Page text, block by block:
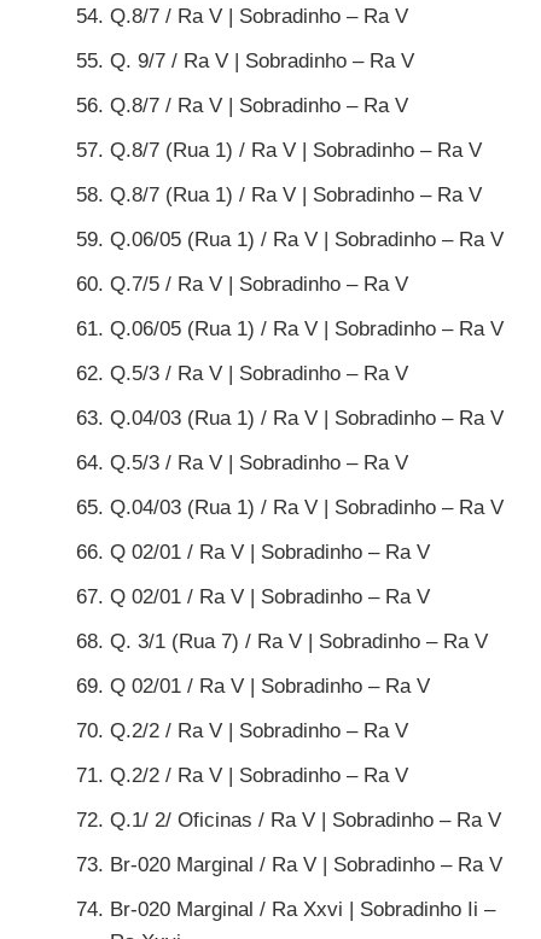
Q.8/7 / Ra V | Sobradinho – Ra V
Q. 9/7 / Ra V | Sobradinho – Ra V
Q.8/7 / Ra V | Sobradinho – Ra V
Q.8/7 (Rua 1) / Ra V | Sobradinho – Ra V
Q.8/7 (Rua 1) / Ra V | Sobradinho – Ra V
Q.06/05 (Rua 1) / Ra V | Sobradinho – Ra V
Q.7/5 / Ra V | Sobradinho – Ra V
Q.06/05 (Rua 1) / Ra V | Sobradinho – Ra V
Q.5/3 / Ra V | Sobradinho – Ra V
Q.04/03 (Rua 1) / Ra V | Sobradinho – Ra V
Q.5/3 / Ra V | Sobradinho – Ra V
Q.04/03 (Rua 1) / Ra V | Sobradinho – Ra V
Q 02/01 / Ra V | Sobradinho – Ra V
Q 02/01 / Ra V | Sobradinho – Ra V
Q. 3/1 (Rua 7) / Ra V | Sobradinho – Ra V
Q 02/01 / Ra V | Sobradinho – Ra V
Q.2/2 / Ra V | Sobradinho – Ra V
Q.2/2 / Ra V | Sobradinho – Ra V
Q.1/ 2/ Oficinas / Ra V | Sobradinho – Ra V
Br-020 Marginal / Ra V | Sobradinho – Ra V
Br-020 Marginal / Ra Xxvi | Sobradinho Ii –